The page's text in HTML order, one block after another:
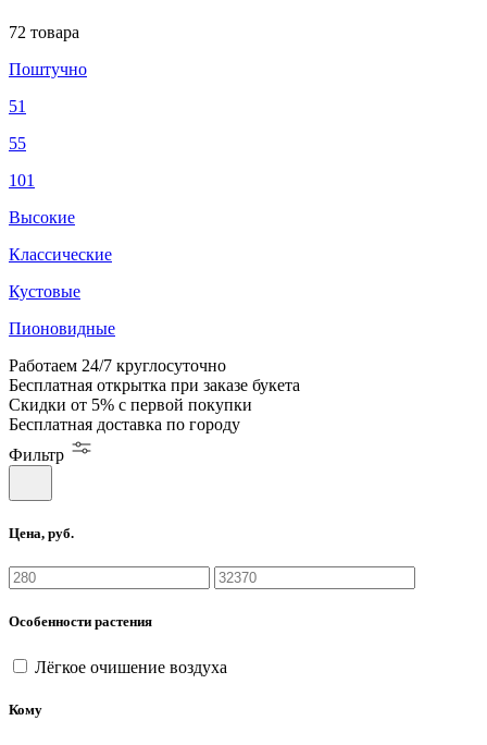
72 товара
Поштучно
51
55
101
Высокие
Классические
Кустовые
Пионовидные
Работаем 24/7 круглосуточно
Бесплатная открытка при заказе букета
Скидки от 5% с первой покупки
Бесплатная доставка по городу
Фильтр
Цена, руб.
Особенности растения
Лёгкое очишение воздуха
Кому